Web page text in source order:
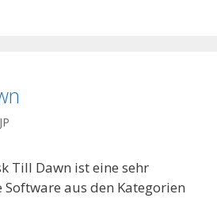
JP
Till Dawn ist eine sehr
aus den Kategorien